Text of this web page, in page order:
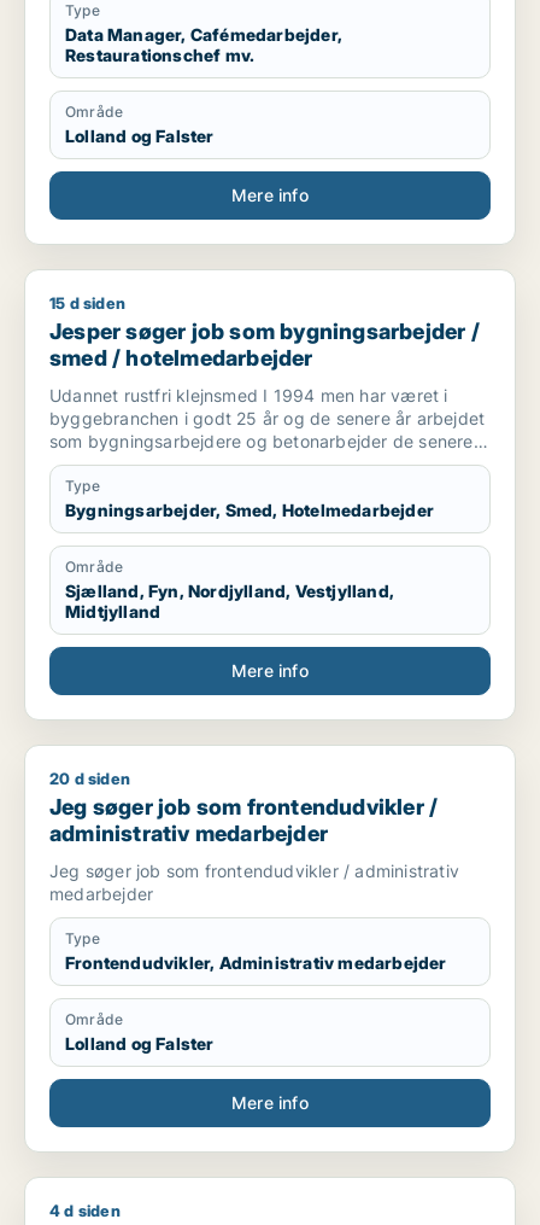
hospitality, commercial leadership and operational
coordination. Proven ability to manage teams,
optimise workflows, develop client relationships and
supervise projects. Experienced in technical
coordination, quality control, cooperation with
subcontractors and reading technical drawings.
Core Competencies
Operational Management • Team Leadership • Sales
Management • HR Management • Business
Development • Customer Relationship Management •
Project Coordination • Quality Assurance •
Type
Data Manager, Cafémedarbejder,
Restaurationschef mv.
Område
Lolland og Falster
Mere info
Jesper søger job som bygningsarbejder / smed /
15 d siden
Jesper søger job som bygningsarbejder /
smed / hotelmedarbejder
Udannet rustfri klejnsmed I 1994 men har været i
byggebranchen i godt 25 år og de senere år arbejdet
som bygningsarbejdere og betonarbejder de senere
år som kranfører som jeg er pt.
Type
Bygningsarbejder, Smed, Hotelmedarbejder
Område
Sjælland, Fyn, Nordjylland, Vestjylland,
Midtjylland
Mere info
Jeg søger job som frontendudvikler / administrativ
20 d siden
Jeg søger job som frontendudvikler /
administrativ medarbejder
Jeg søger job som frontendudvikler / administrativ
medarbejder
Type
Frontendudvikler, Administrativ medarbejder
Område
Lolland og Falster
Mere info
Gitte søger job som kommunikationsmedarbejder / kreativ
4 d siden